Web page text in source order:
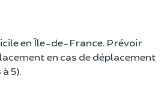
en Île-de-France. Prévoir
en cas de déplacement
5).